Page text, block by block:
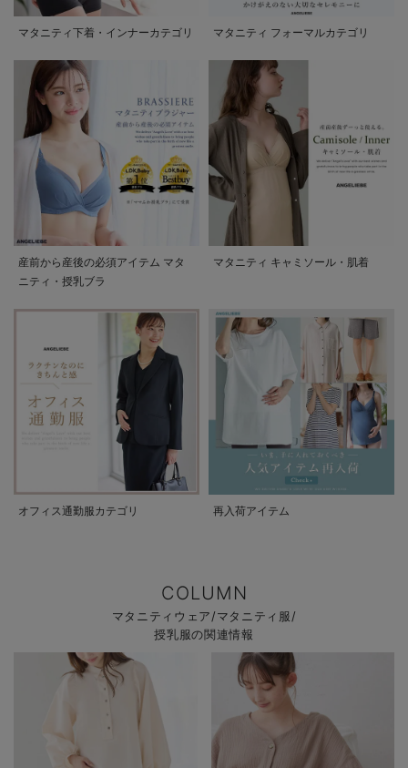
マタニティ下着・インナーカテゴリ マタニティ フォーマルカテゴリ
産前から産後の必須アイテム マタ
ニティ・授乳ブラ
マタニティ キャミソール・肌着
オフィス通勤服カテゴリ 再入荷アイテム
COLUMN
マタニティウェア/マタニティ服/
授乳服の関連情報